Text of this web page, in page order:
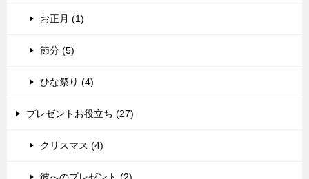
お正月 (1)
節分 (5)
ひな祭り (4)
プレゼントお役立ち (27)
クリスマス (4)